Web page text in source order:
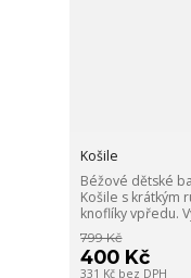
Košile
Béžové dětské
Košile s krátkým
knoflíky vpředu.
799 Kč
400 Kč
331 Kč bez DPH